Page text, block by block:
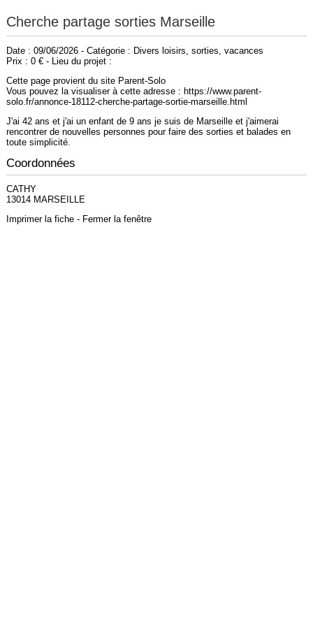
Cherche partage sorties Marseille
Date : 09/06/2026 - Catégorie : Divers loisirs, sorties, vacances
Prix : 0 € - Lieu du projet :
Cette page provient du site Parent-Solo
Vous pouvez la visualiser à cette adresse : https://www.parent-
solo.fr/annonce-18112-cherche-partage-sortie-marseille.html
J'ai 42 ans et j'ai un enfant de 9 ans je suis de Marseille et j'aimerai
rencontrer de nouvelles personnes pour faire des sorties et balades en
toute simplicité.
Coordonnées
CATHY
13014 MARSEILLE
Imprimer la fiche- Fermer la fenêtre